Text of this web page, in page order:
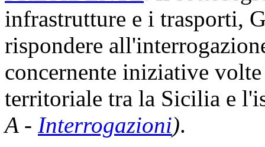
infrastrutture e i trasporti,
rispondere
concernente iniziative
territoriale tra la Sicilia e
A - Interrogazioni).